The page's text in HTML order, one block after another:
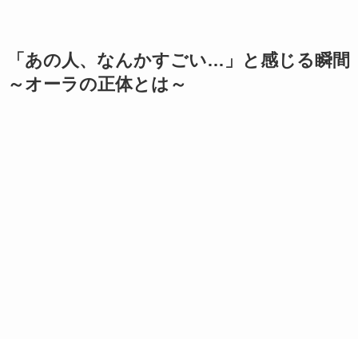
「あの人、なんかすごい…」と感じる瞬間
～オーラの正体とは～